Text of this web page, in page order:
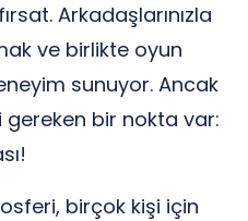
Arkadaşlarınızla
ve birlikte oyun
sunuyor. Ancak
bir nokta var:
birçok kişi için